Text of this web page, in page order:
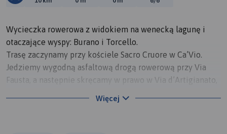
Wycieczka rowerowa z widokiem na wenecką lagunę i
otaczające wyspy: Burano i Torcello.
Trasę zaczynamy przy kościele Sacro Cruore w Ca’Vio.
Jedziemy wygodną asfaltową drogą rowerową przy Via
Fausta, a następnie skręcamy w prawo w Via d’Artigianato,
możemy podziwiać różne rodzaje łódek, kutrów czy
Więcej